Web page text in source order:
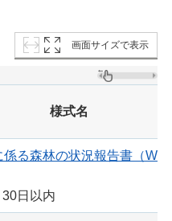
画面サイズで表示
様式名
係る森林の状況報告書（
日以内